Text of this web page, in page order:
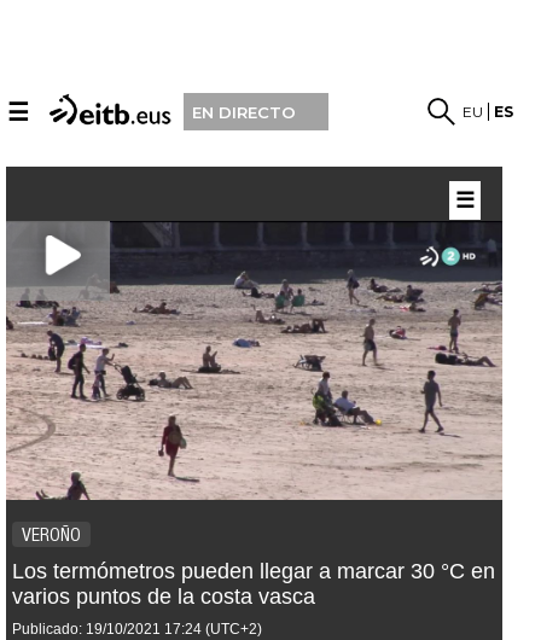
☰ EN DIRECTO EU ES
VEROÑO
Los termómetros pueden llegar a marcar 30 °C en
varios puntos de la costa vasca
Publicado: 19/10/2021 17:24 (UTC+2)
☰